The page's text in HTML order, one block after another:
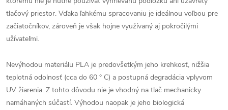
tlačový priestor. Vďaka ľahkému spracovaniu je ideálnou voľbou pre
začiatočníkov, zároveň je však hojne využívaný aj pokročilými
užívateľmi.
Nevýhodou materiálu PLA je predovšetkým jeho krehkosť, nižšia
teplotná odolnosť (cca do 60 ° C) a postupná degradácia vplyvom
UV žiarenia. Z tohto dôvodu nie je vhodný na tlač mechanicky
namáhaných súčastí. Výhodou naopak je jeho biologická